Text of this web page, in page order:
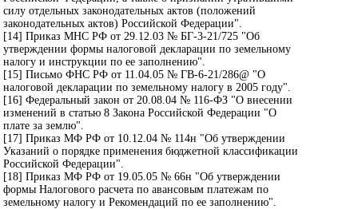
силу отдельных законодательных актов (положений
законодательных актов) Российской Федерации".
[14] Приказ МНС РФ от 29.12.03 № БГ-3-21/725 "Об
утверждении формы налоговой декларации по земельному
налогу и инструкции по ее заполнению".
[15] Письмо ФНС РФ от 11.04.05 № ГВ-6-21/286@ "О
налоговой декларации по земельному налогу в 2005 году".
[16] Федеральный закон от 20.08.04 № 116-ФЗ "О внесении
изменений в статью 8 Закона Российской Федерации "О
плате за землю".
[17] Приказ МФ РФ от 10.12.04 № 114н "Об утверждении
Указаний о порядке применения бюджетной классификации
Российской Федерации".
[18] Приказ МФ РФ от 19.05.05 № 66н "Об утверждении
формы Налогового расчета по авансовым платежам по
земельному налогу и Рекомендаций по ее заполнению".